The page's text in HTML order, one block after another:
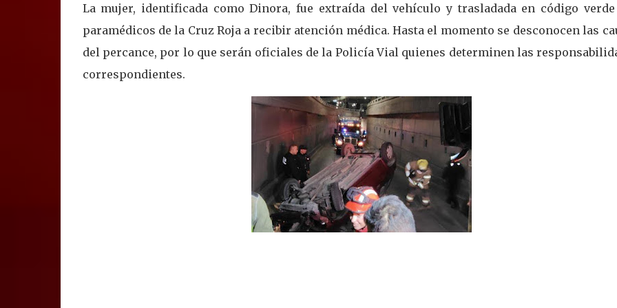
La mujer, identificada como Dinora, fue extraída del vehículo y trasladada en código
paramédicos de la Cruz Roja a recibir atención médica. Hasta el momento se desconocen las
del percance, por lo que serán oficiales de la Policía Vial quienes determinen las
correspondientes.